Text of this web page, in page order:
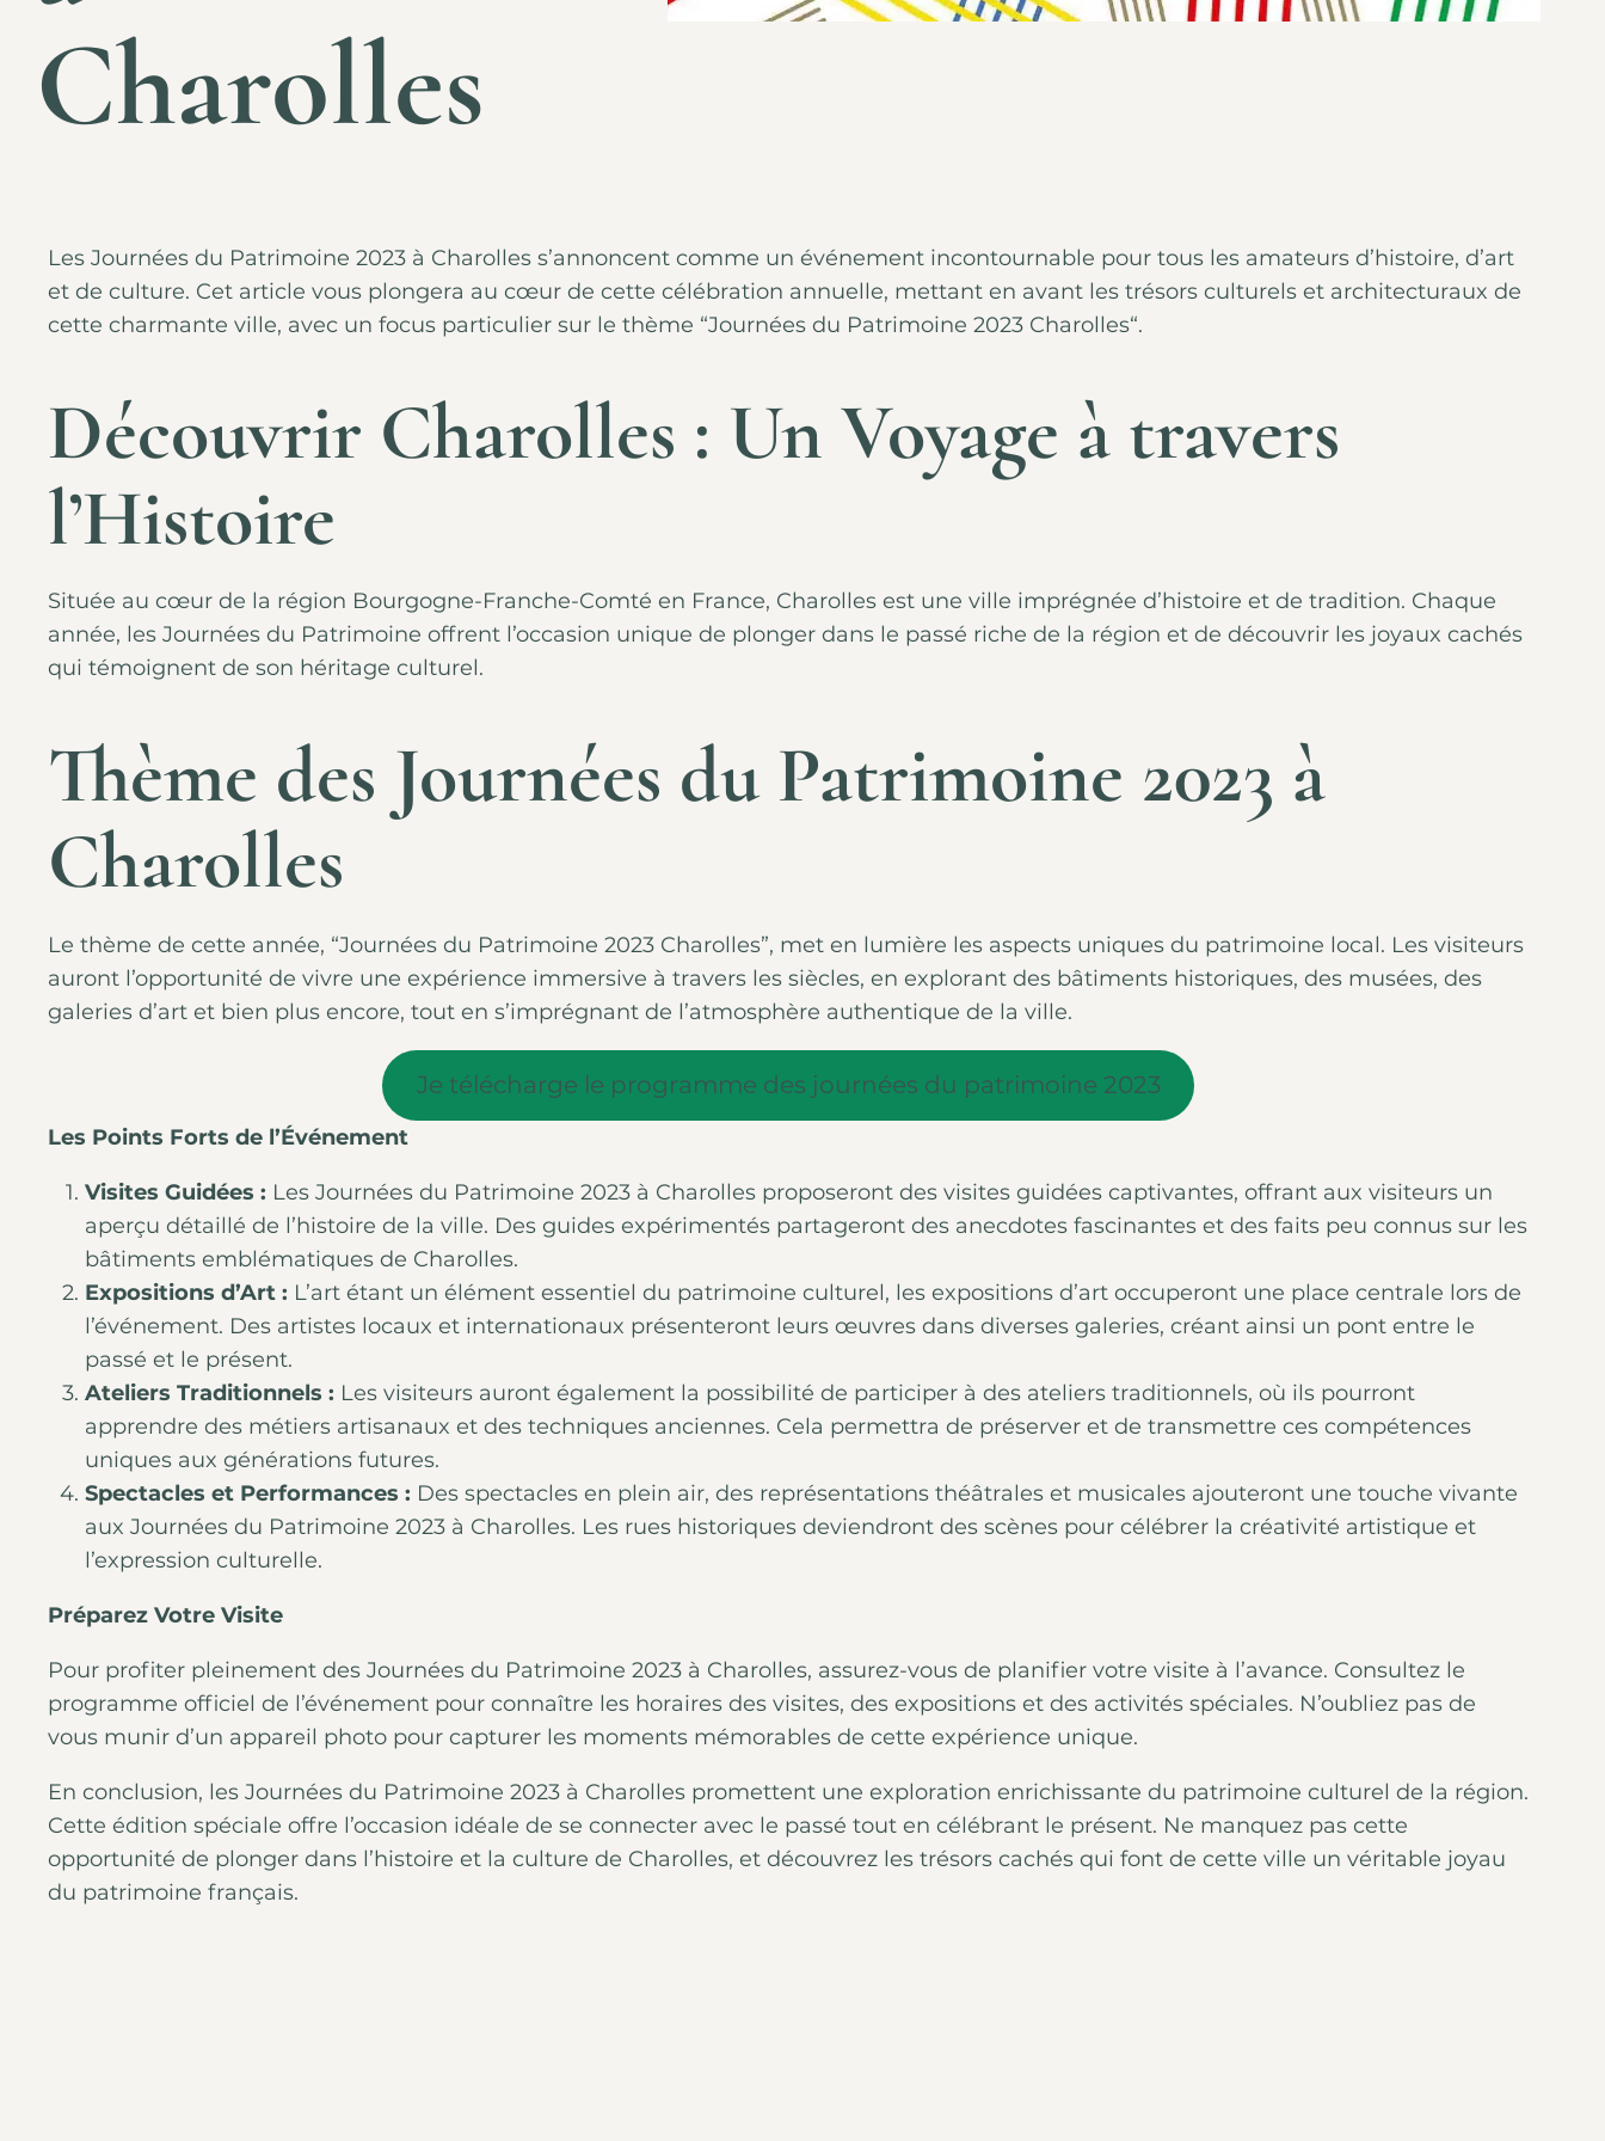
Charolles
Les Journées du Patrimoine 2023 à Charolles s’annoncent comme un événement incontournable pour tous les amateurs d’histoire, d’art
et de culture. Cet article vous plongera au cœur de cette célébration annuelle, mettant en avant les trésors culturels et architecturaux de
cette charmante ville, avec un focus particulier sur le thème “Journées du Patrimoine 2023 Charolles“.
Découvrir Charolles : Un Voyage à travers
l’Histoire
Située au cœur de la région Bourgogne-Franche-Comté en France, Charolles est une ville imprégnée d’histoire et de tradition. Chaque
année, les Journées du Patrimoine offrent l’occasion unique de plonger dans le passé riche de la région et de découvrir les joyaux cachés
qui témoignent de son héritage culturel.
Thème des Journées du Patrimoine 2023 à
Charolles
Le thème de cette année, “Journées du Patrimoine 2023 Charolles”, met en lumière les aspects uniques du patrimoine local. Les visiteurs
auront l’opportunité de vivre une expérience immersive à travers les siècles, en explorant des bâtiments historiques, des musées, des
galeries d’art et bien plus encore, tout en s’imprégnant de l’atmosphère authentique de la ville.
Je télécharge le programme des journées du patrimoine 2023
Les Points Forts de l’Événement
Visites Guidées : Les Journées du Patrimoine 2023 à Charolles proposeront des visites guidées captivantes, offrant aux visiteurs un
aperçu détaillé de l’histoire de la ville. Des guides expérimentés partageront des anecdotes fascinantes et des faits peu connus sur les
bâtiments emblématiques de Charolles.
Expositions d’Art : L’art étant un élément essentiel du patrimoine culturel, les expositions d’art occuperont une place centrale lors de
l’événement. Des artistes locaux et internationaux présenteront leurs œuvres dans diverses galeries, créant ainsi un pont entre le
passé et le présent.
Ateliers Traditionnels : Les visiteurs auront également la possibilité de participer à des ateliers traditionnels, où ils pourront
apprendre des métiers artisanaux et des techniques anciennes. Cela permettra de préserver et de transmettre ces compétences
uniques aux générations futures.
Spectacles et Performances : Des spectacles en plein air, des représentations théâtrales et musicales ajouteront une touche vivante
aux Journées du Patrimoine 2023 à Charolles. Les rues historiques deviendront des scènes pour célébrer la créativité artistique et
l’expression culturelle.
Préparez Votre Visite
Pour profiter pleinement des Journées du Patrimoine 2023 à Charolles, assurez-vous de planifier votre visite à l’avance. Consultez le
programme officiel de l’événement pour connaître les horaires des visites, des expositions et des activités spéciales. N’oubliez pas de
vous munir d’un appareil photo pour capturer les moments mémorables de cette expérience unique.
En conclusion, les Journées du Patrimoine 2023 à Charolles promettent une exploration enrichissante du patrimoine culturel de la région.
Cette édition spéciale offre l’occasion idéale de se connecter avec le passé tout en célébrant le présent. Ne manquez pas cette
opportunité de plonger dans l’histoire et la culture de Charolles, et découvrez les trésors cachés qui font de cette ville un véritable joyau
du patrimoine français.